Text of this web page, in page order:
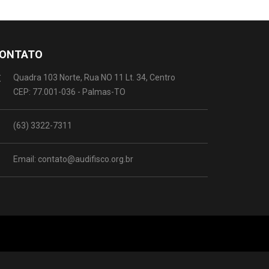
Quadra 103 Norte, Rua NO 11 Lt. 34, Centro
CEP: 77.001-036 - Palmas-TO
(63) 3322-7311
Email: contato@audifisco.org.br